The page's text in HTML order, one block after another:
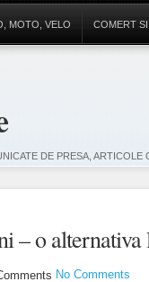
DE PRESA,
MOTO, VELO COMERT
– o alternativa
No Comments